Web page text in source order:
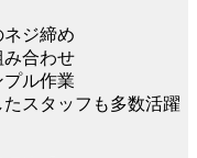
ネジ締め
み合わせ
プル作業
スタッフも多数活躍